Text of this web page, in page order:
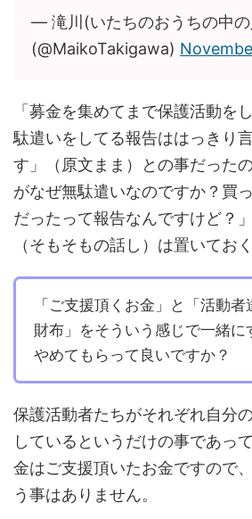
— 滝川(いたちのおうちの中
(@MaikoTakigawa)
「募金を集めてまで保護活動を
駄遣いをしてる報告ははっきり
す」（原文まま）との事だった
がなぜ無駄遣いなのですか？買
だったって報告なんですけど？
（そもそもの話し）は置いてお
「ご支援頂くお金」と「活動者
財布」をそういう感じで一緒に
やめてもらって良いですか？
保護活動者たちがそれぞれ自分
しているというだけの事であっ
金はご支援頂いたお金ですので
う事はありません。